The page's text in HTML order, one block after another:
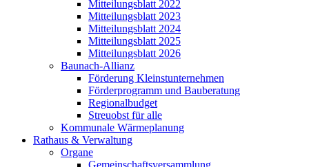
Mitteilungsblatt 2022
Mitteilungsblatt 2023
Mitteilungsblatt 2024
Mitteilungsblatt 2025
Mitteilungsblatt 2026
Baunach-Allianz
Förderung Kleinstunternehmen
Förderprogramm und Bauberatung
Regionalbudget
Streuobst für alle
Kommunale Wärmeplanung
Rathaus & Verwaltung
Organe
Gemeinschaftsversammlung